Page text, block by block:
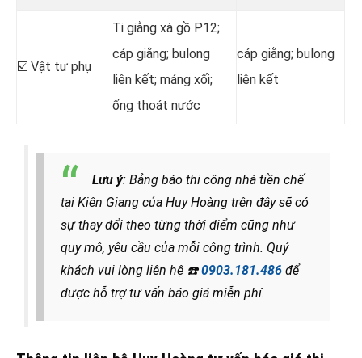
☑️ Vật tư phụ
Ti giằng xà gồ P12;
cáp giằng; bulong
liên kết; máng xối;
ống thoát nước
cáp giằng; bulong
liên kết
Lưu ý: Bảng báo thi công nhà tiền chế
tại Kiên Giang của Huy Hoàng trên đây sẽ có
sự thay đổi theo từng thời điểm cũng như
quy mô, yêu cầu của mỗi công trình. Quý
khách vui lòng liên hệ ☎️0903.181.486 để
được hỗ trợ tư vấn báo giá miễn phí.